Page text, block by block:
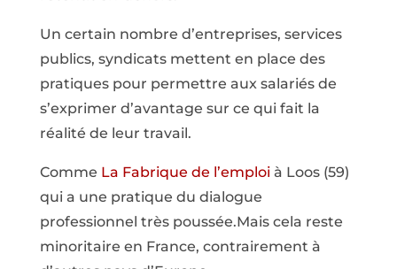
Un certain nombre d’entreprises, services
publics, syndicats mettent en place des
pratiques pour permettre aux salariés de
s’exprimer d’avantage sur ce qui fait la
réalité de leur travail.
Comme La Fabrique de l’emploià Loos (59)
qui a une pratique du dialogue
professionnel très poussée.Mais cela reste
minoritaire en France, contrairement à